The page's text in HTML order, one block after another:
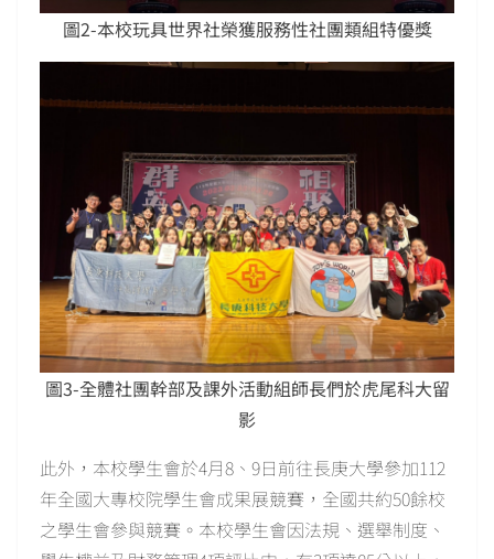
圖2-本校玩具世界社榮獲服務性社團類組特優獎
圖3-全體社團幹部及課外活動組師長們於虎尾科大留
影
此外，本校學生會於4月8、9日前往長庚大學參加112
年全國大專校院學生會成果展競賽，全國共約50餘校
之學生會參與競賽。本校學生會因法規、選舉制度、